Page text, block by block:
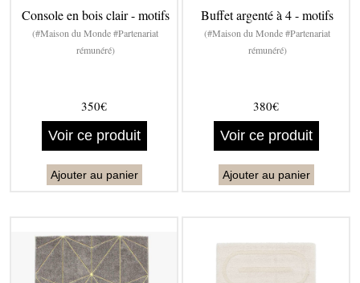
Console en bois clair - motifs
(#Maison du Monde #Partenariat
rémunéré)
350€
Voir ce produit
Ajouter au panier
Buffet argenté à 4 - motifs
(#Maison du Monde #Partenariat
rémunéré)
380€
Voir ce produit
Ajouter au panier